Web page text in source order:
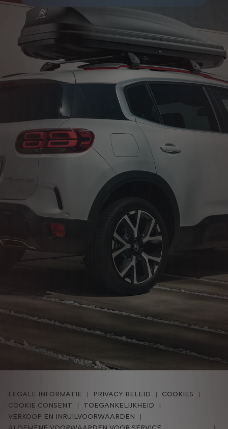
LEGALE INFORMATIE PRIVACY-BELEID
COOKIES
COOKIE CONSENT
TOEGANKELIJKHEID
VERKOOP EN INRUILVOORWAARDEN